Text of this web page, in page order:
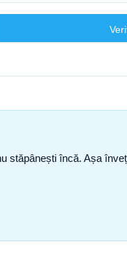
stăpânești încă. Așa